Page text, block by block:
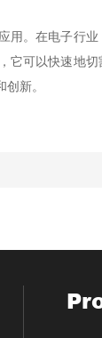
在电子行
可以快速地
新。